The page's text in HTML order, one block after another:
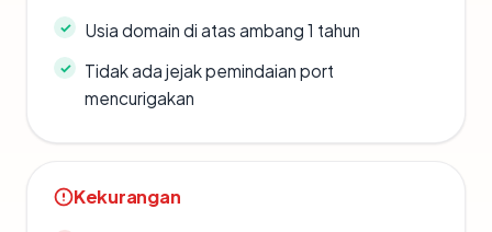
Usia domain di atas ambang 1 tahun
Tidak ada jejak pemindaian port
mencurigakan
Kekurangan